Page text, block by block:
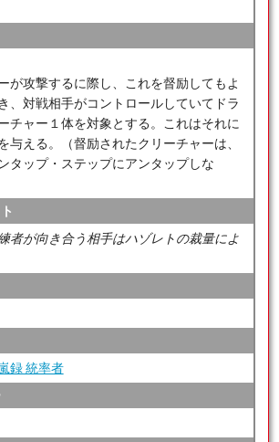
が攻撃するに際し、これを督励してもよ
、対戦相手がコントロールしていてドラ
チャー１体を対象とする。これはそれに
与える。（督励されたクリーチャーは、
タップ・ステップにアンタップしな
者が向き合う相手はハゾレトの裁量によ
録 統率者